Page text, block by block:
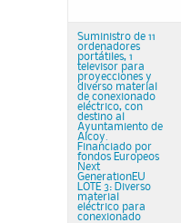
Suministro de 11
ordenadores
portátiles, 1
televisor para
proyecciones y
diverso material
de conexionado
eléctrico, con
destino al
Ayuntamiento de
Alcoy.
Financiado por
fondos Europeos
Next
GenerationEU
LOTE 3: Diverso
material
eléctrico para
conexionado